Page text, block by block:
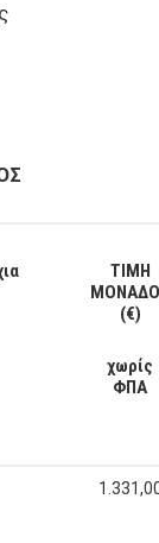
ΤΙΜΗ
(€)
χωρίς
ΦΠΑ